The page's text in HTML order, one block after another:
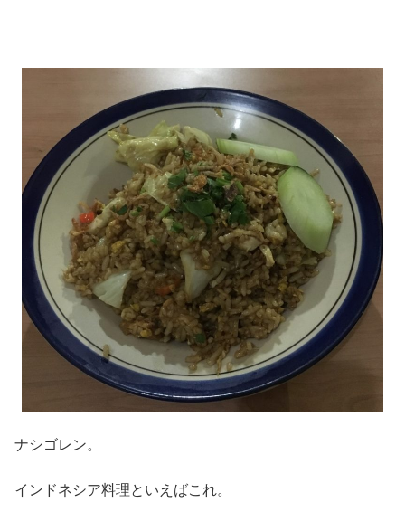
ナシゴレン。
インドネシア料理といえばこれ。